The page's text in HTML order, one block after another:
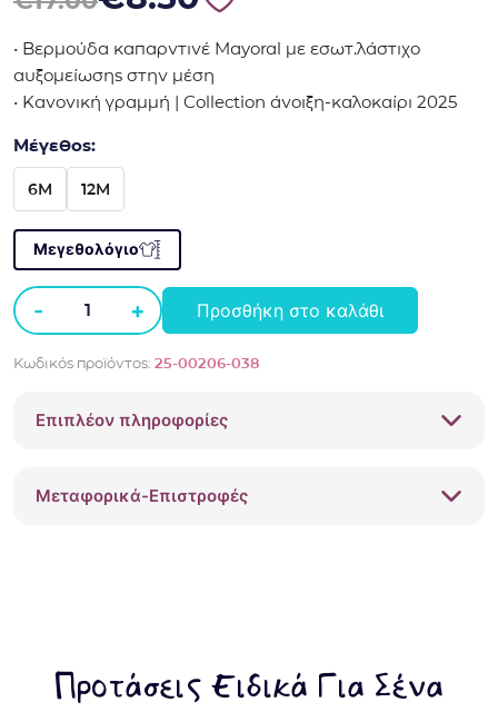
• Βερμούδα καπαρντινέ Mayoral με εσωτ.λάστιχο
αυξομείωσης στην μέση
• Κανονική γραμμή | Collection άνοιξη-καλοκαίρι 2025
Μέγεθος:
6M 12M
Μεγεθολόγιο
-
Βερμούδα
Mayoral
00206-
ποσότητα
+ Προσθήκη στο καλάθι
Κωδικός προϊόντος: 25-00206-038
Επιπλέον πληροφορίες
Μεταφορικά-Επιστροφές
Προτάσεις Ειδικά Για Σένα